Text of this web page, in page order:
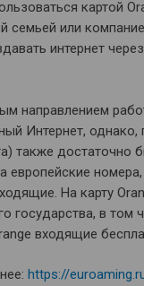
картой
семьей или
интернет
направлением
Интернет, однако,
также достаточно
европейские номера,
На карту
государства, в том
входящие
https://